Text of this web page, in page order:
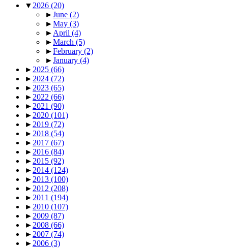
▼ 2026 (20)
►June (2)
►May (3)
► April (4)
►March (5)
►February (2)
►January (4)
► 2025 (66)
► 2024 (72)
► 2023 (65)
► 2022 (66)
► 2021 (90)
► 2020 (101)
► 2019 (72)
► 2018 (54)
► 2017 (67)
► 2016 (84)
► 2015 (92)
► 2014 (124)
► 2013 (100)
► 2012 (208)
► 2011 (194)
► 2010 (107)
► 2009 (87)
► 2008 (66)
► 2007 (74)
► 2006 (3)